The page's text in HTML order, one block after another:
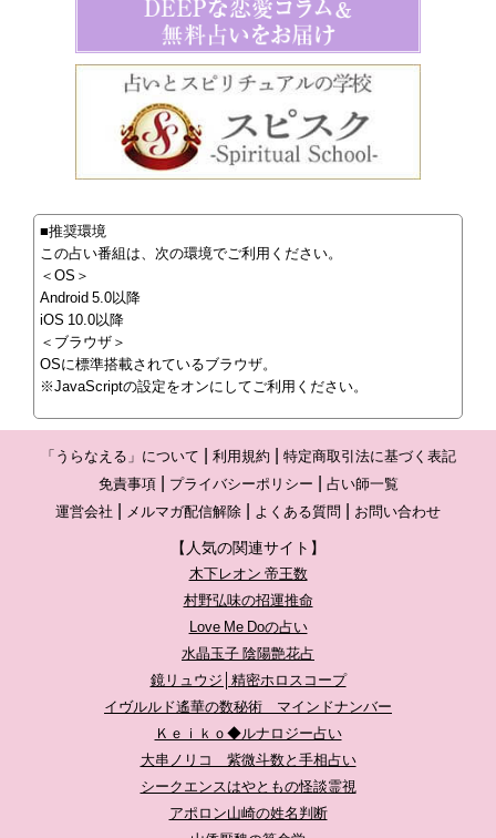
■推奨環境
この占い番組は、次の環境でご利用ください。
＜OS＞
Android 5.0以降
iOS 10.0以降
＜ブラウザ＞
OSに標準搭載されているブラウザ。
※JavaScriptの設定をオンにしてご利用ください。
「うらなえる」について 利用規約
特定商取引法に基づく表記
免責事項
プライバシーポリシー
占い師一覧
運営会社
メルマガ配信解除 よくある質問 お問い合わせ
【人気の関連サイト】
木下レオン 帝王数
村野弘味の招運推命
Love Me Doの占い
水晶玉子 陰陽艶花占
鏡リュウジ│精密ホロスコープ
イヴルルド遙華の数秘術 マインドナンバー
Ｋｅｉｋｏ◆ルナロジー占い
大串ノリコ 紫微斗数と手相占い
シークエンスはやともの怪談霊視
アポロン山崎の姓名判断